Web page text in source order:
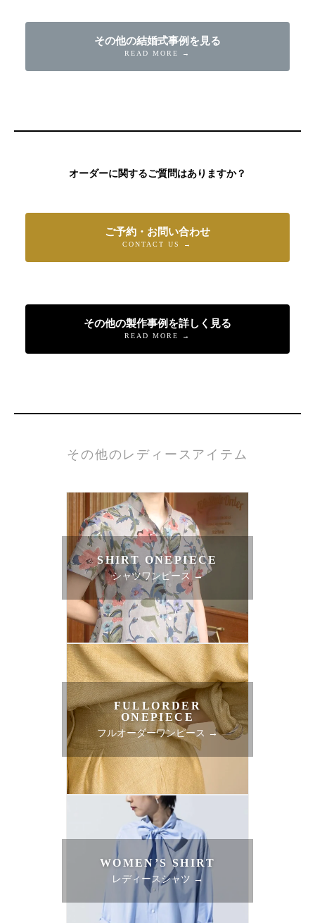
その他の結婚式事例を見る
READ MORE →
オーダーに関するご質問はありますか？
ご予約・お問い合わせ
CONTACT US →
その他の製作事例を詳しく見る
READ MORE →
その他のレディースアイテム
SHIRT ONEPIECE
シャツワンピース →
FULLORDER
ONEPIECE
フルオーダーワンピース →
WOMEN’S SHIRT
レディースシャツ →